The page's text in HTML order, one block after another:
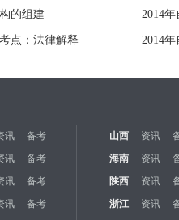
的组建 2014
点：法律解释 2014
讯 备考 山西 资讯
讯 备考 海南 资讯
讯 备考 陕西 资讯
讯 备考 浙江 资讯